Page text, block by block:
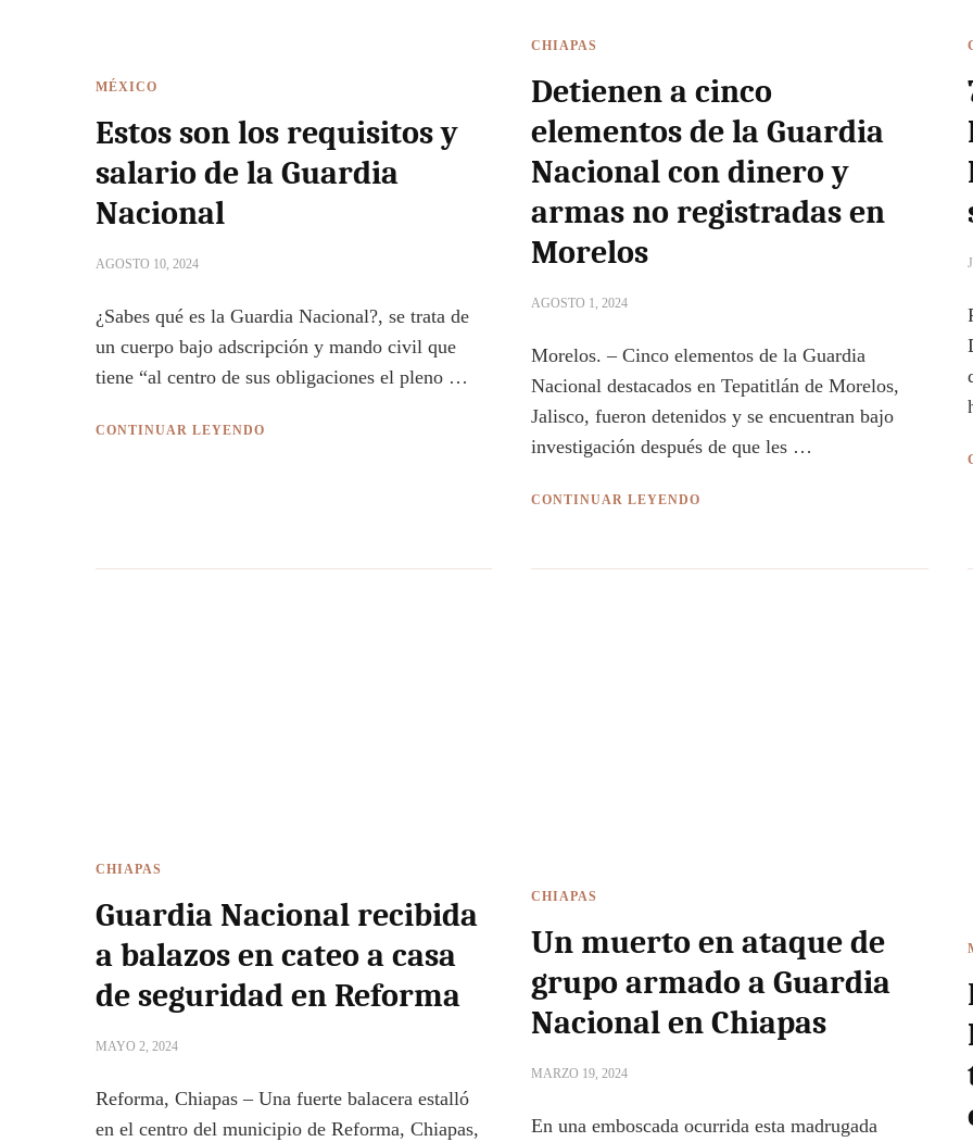
MÉXICO
Estos son los requisitos y
salario de la Guardia
Nacional
AGOSTO 10, 2024
¿Sabes qué es la Guardia Nacional?, se trata de
un cuerpo bajo adscripción y mando civil que
tiene “al centro de sus obligaciones el pleno …
CONTINUAR LEYENDO
CHIAPAS
Detienen a cinco
elementos de la Guardia
Nacional con dinero y
armas no registradas en
Morelos
AGOSTO 1, 2024
Morelos. – Cinco elementos de la Guardia
Nacional destacados en Tepatitlán de Morelos,
Jalisco, fueron detenidos y se encuentran bajo
investigación después de que les …
CONTINUAR LEYENDO
CHIAPAS
Guardia Nacional recibida
a balazos en cateo a casa
de seguridad en Reforma
MAYO 2, 2024
Reforma, Chiapas – Una fuerte balacera estalló
en el centro del municipio de Reforma, Chiapas,
CHIAPAS
Un muerto en ataque de
grupo armado a Guardia
Nacional en Chiapas
MARZO 19, 2024
En una emboscada ocurrida esta madrugada